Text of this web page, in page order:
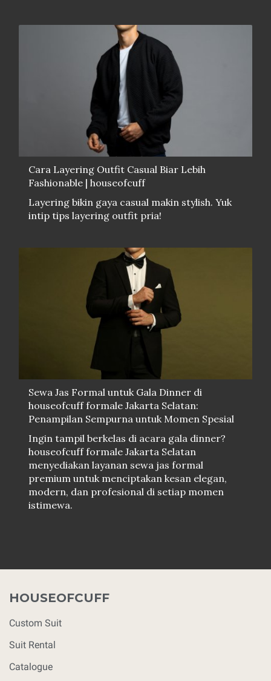
Cara Layering Outfit Casual Biar Lebih
Fashionable | houseofcuff
Layering bikin gaya casual makin stylish. Yuk
intip tips layering outfit pria!
Sewa Jas Formal untuk Gala Dinner di
houseofcuff formale Jakarta Selatan:
Penampilan Sempurna untuk Momen Spesial
Ingin tampil berkelas di acara gala dinner?
houseofcuff formale Jakarta Selatan
menyediakan layanan sewa jas formal
premium untuk menciptakan kesan elegan,
modern, dan profesional di setiap momen
istimewa.
HOUSEOFCUFF
Custom Suit
Suit Rental
Catalogue